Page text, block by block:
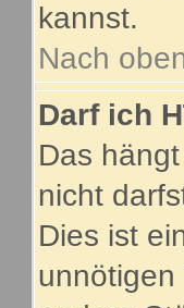
kannst.
Nach
Darf ich
Das
nicht
Dies ist
unnötigen